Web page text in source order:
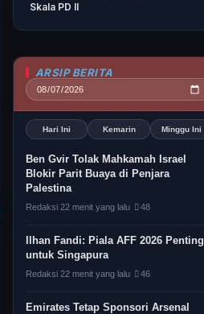
Skala PD II
ARSIP BERITA
Hari Ini Kemarin Minggu Ini
Ben Gvir Tolak Mahkamah Israel
Blokir Parit Buaya di Penjara
Palestina
Redaksi 22 menit yang lalu 48
Ilhan Fandi: Piala AFF 2026 Penting
untuk Singapura
Redaksi 22 menit yang lalu 46
Emirates Tetap Sponsori Arsenal